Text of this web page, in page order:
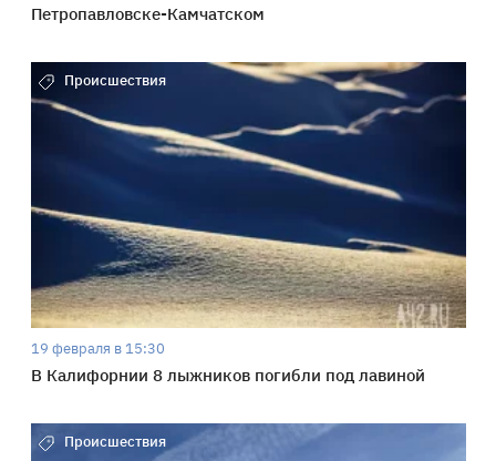
Петропавловске-Камчатском
Происшествия
19 февраля в 15:30
В Калифорнии 8 лыжников погибли под лавиной
Происшествия